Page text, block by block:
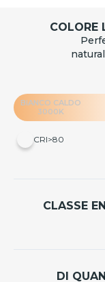
COLORE
BIANCO CALDO
3000K
CRI>80
CLASSE
DI